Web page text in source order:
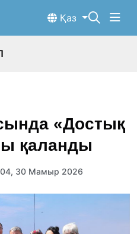
Қаз
«Достық
қаланды
30 Мамыр 2026